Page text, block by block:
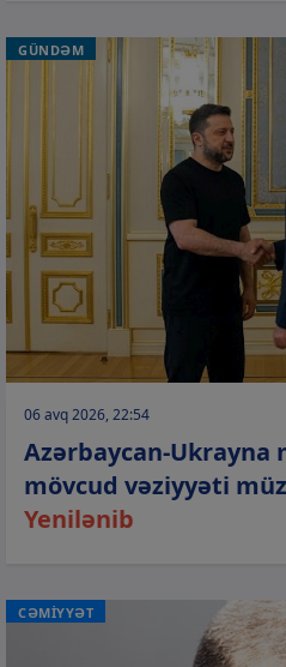
GÜNDƏM
06 avq 2026, 22:54
Azərbaycan-
mövcud vəziyyəti
Yenilənib
CƏMİYYƏT